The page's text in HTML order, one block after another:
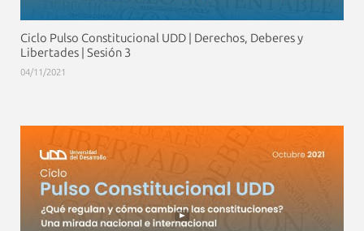
Ciclo Pulso Constitucional UDD | Derechos, Deberes y
Libertades | Sesión 3
04/11/2021